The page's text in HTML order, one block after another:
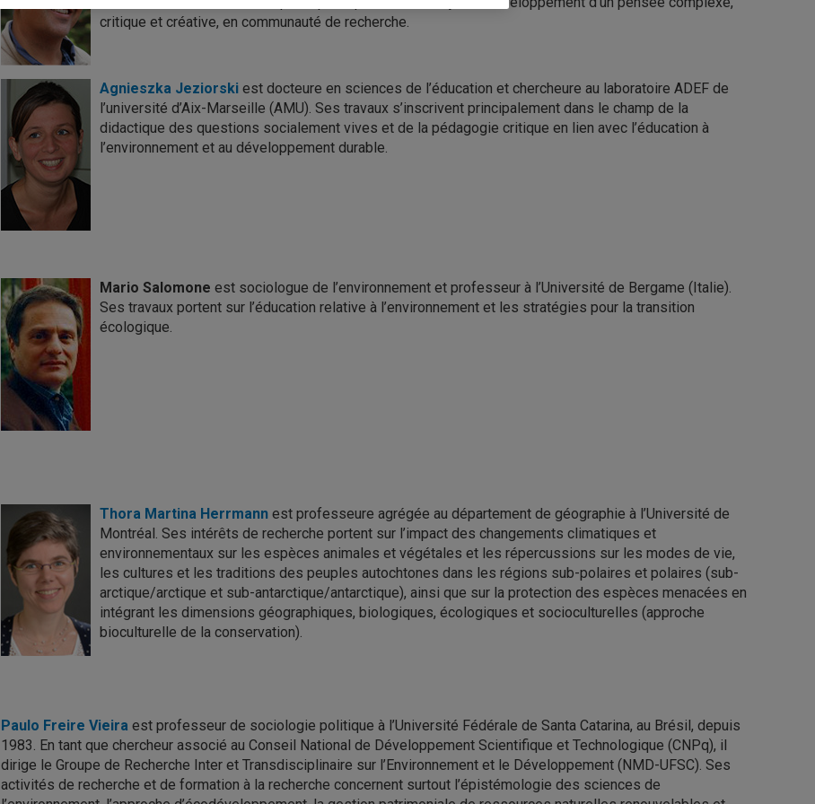
critique et créative, en communauté de recherche.
Agnieszka Jeziorski est docteure en sciences de l’éducation et chercheure au laboratoire ADEF de
l’université d’Aix-Marseille (AMU). Ses travaux s’inscrivent principalement dans le champ de la
didactique des questions socialement vives et de la pédagogie critique en lien avec l’éducation à
l’environnement et au développement durable.
Mario Salomone est sociologue de l’environnement et professeur à l’Université de Bergame (Italie).
Ses travaux portent sur l’éducation relative à l’environnement et les stratégies pour la transition
écologique.
Thora Martina Herrmann est professeure agrégée au département de géographie à l’Université de
Montréal. Ses intérêts de recherche portent sur l’impact des changements climatiques et
environnementaux sur les espèces animales et végétales et les répercussions sur les modes de vie,
les cultures et les traditions des peuples autochtones dans les régions sub-polaires et polaires (sub-
arctique/arctique et sub-antarctique/antarctique), ainsi que sur la protection des espèces menacées en
intégrant les dimensions géographiques, biologiques, écologiques et socioculturelles (approche
bioculturelle de la conservation).
Paulo Freire Vieira est professeur de sociologie politique à l’Université Fédérale de Santa Catarina, au Brésil, depuis
1983. En tant que chercheur associé au Conseil National de Développement Scientifique et Technologique (CNPq), il
dirige le Groupe de Recherche Inter et Transdisciplinaire sur l’Environnement et le Développement (NMD-UFSC). Ses
activités de recherche et de formation à la recherche concernent surtout l’épistémologie des sciences de